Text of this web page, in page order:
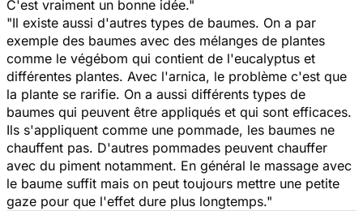
C'est vraiment un bonne idée."
"Il existe aussi d'autres types de baumes. On a par
exemple des baumes avec des mélanges de plantes
comme le végébom qui contient de l'eucalyptus et
différentes plantes. Avec l'arnica, le problème c'est que
la plante se rarifie. On a aussi différents types de
baumes qui peuvent être appliqués et qui sont efficaces.
Ils s'appliquent comme une pommade, les baumes ne
chauffent pas. D'autres pommades peuvent chauffer
avec du piment notamment. En général le massage avec
le baume suffit mais on peut toujours mettre une petite
gaze pour que l'effet dure plus longtemps."